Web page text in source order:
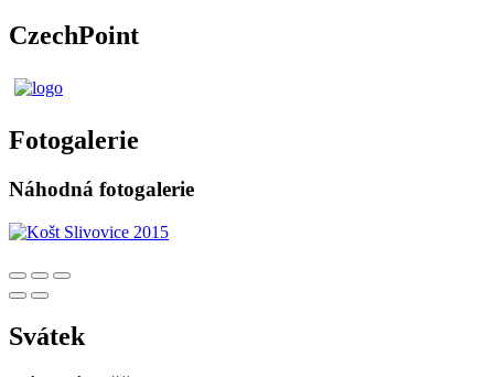
CzechPoint
Fotogalerie
Náhodná fotogalerie
Svátek